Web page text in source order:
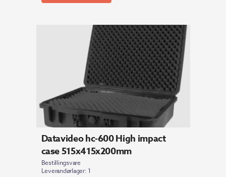
Datavideo hc-600 High impact
case 515x415x200mm
Bestillingsvare
Leverandørlager: 1